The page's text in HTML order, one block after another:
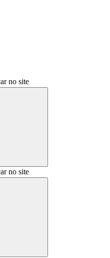
no site
no site